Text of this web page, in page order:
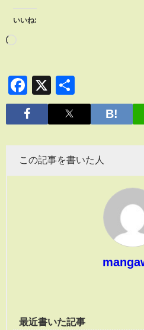
いいね:
Facebook
X
有
この記事を書いた人
最近書いた記事